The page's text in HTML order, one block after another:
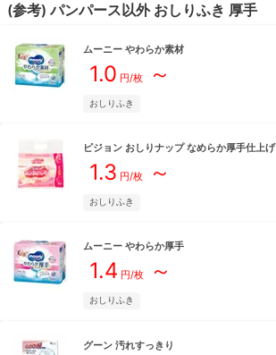
(参考)パンパース以外 おしりふき 厚手
ムーニー やわらか素材
1.0 円/枚～
おしりふき
ピジョン おしりナップ なめらか厚手仕上げ
1.3 円/枚～
おしりふき
ムーニー やわらか厚手
1.4 円/枚～
おしりふき
グーン 汚れすっきり